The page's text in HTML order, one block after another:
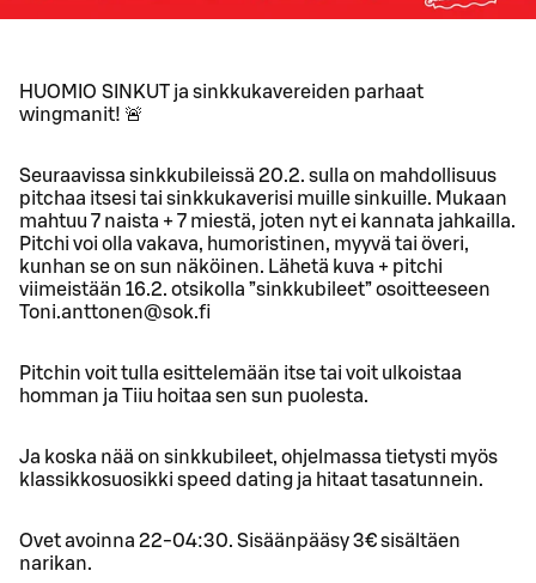
HUOMIO SINKUT ja sinkkukavereiden parhaat
wingmanit! 🚨
Seuraavissa sinkkubileissä 20.2. sulla on mahdollisuus
pitchaa itsesi tai sinkkukaverisi muille sinkuille. Mukaan
mahtuu 7 naista + 7 miestä, joten nyt ei kannata jahkailla.
Pitchi voi olla vakava, humoristinen, myyvä tai överi,
kunhan se on sun näköinen. Lähetä kuva + pitchi
viimeistään 16.2. otsikolla ”sinkkubileet” osoitteeseen
Toni.anttonen@sok.fi
Pitchin voit tulla esittelemään itse tai voit ulkoistaa
homman ja Tiiu hoitaa sen sun puolesta.
Ja koska nää on sinkkubileet, ohjelmassa tietysti myös
klassikkosuosikki speed dating ja hitaat tasatunnein.
Ovet avoinna 22-04:30. Sisäänpääsy 3€ sisältäen
narikan.